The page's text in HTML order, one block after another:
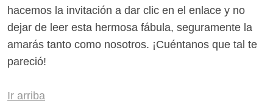
hacemos la invitación a dar clic en el enlace y no
dejar de leer esta hermosa fábula, seguramente la
amarás tanto como nosotros. ¡Cuéntanos que tal te
pareció!
Ir arriba